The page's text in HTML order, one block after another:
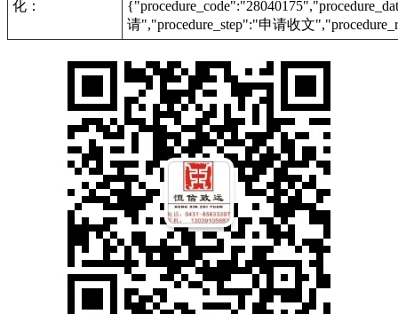
化：
请","procedure_step":"申请收文